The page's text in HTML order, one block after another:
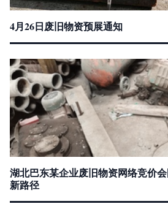
4月26日废旧物资预展通知
湖北巴东某企业废旧物资网络竞价
新路径